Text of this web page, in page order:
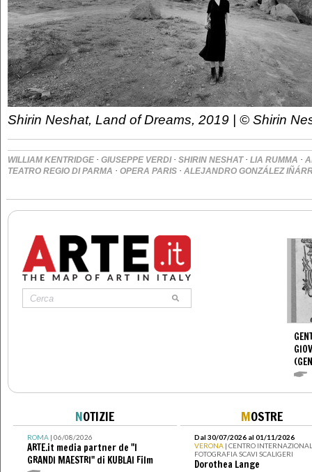
Shirin Neshat, Land of Dreams, 2019 | © Shirin
WILLIAM KENTRIDGE · GIUSEPPE VERDI· SHIRIN NESHAT· LIA RUMMA ·
TEATRO REGIO DI PARMA · OPERA PARIS · ALEJANDRO GONZÁLEZ
NOTIZIE
ROMA| 06/08/2026
ARTE.it media partner de "I
GRANDI MAESTRI" di KUBLAI Film
MOSTRE
Dal 30/07/2026 al 01/11/2026
VERONA | CENTRO
FOTOGRAFIA SCAVI SCALIGERI
Dorothea Lange